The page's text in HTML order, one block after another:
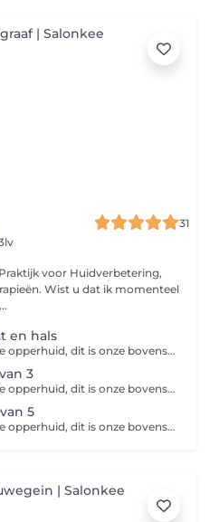
31
voor Huidverbetering,
momenteel
en hals
Microdermabrasie werkt in de opperhuid, dit is onze bovenste huidlaag. Doordat de dode huidcellen verwijdert zijn is de huid nu beter in staat om werkstoffen op te nemen waardoor deze meer effect hebben in de huid. De huid krijgt tevens een betere doorbloeding en stimuleert de aanmaak van nieuwe cellen. Ook worden de poriën minder grof en kunnen pigmentvlekjes en fijne rimpeltjes vervagen. De huid zal na de microdermabrasie behandeling veel gladder aanvoelen en er egaler en mooier uitzien.
3
Microdermabrasie werkt in de opperhuid, dit is onze bovenste huidlaag. Doordat de dode huidcellen verwijdert zijn is de huid nu beter in staat om werkstoffen op te nemen waardoor deze meer effect hebben in de huid. De huid krijgt tevens een betere doorbloeding en stimuleert de aanmaak van nieuwe cellen. Ook worden de poriën minder grof en kunnen pigmentvlekjes en fijne rimpeltjes vervagen. De huid zal na de microdermabrasie behandeling veel gladder aanvoelen en er egaler en mooier uitzien.
5
Microdermabrasie werkt in de opperhuid, dit is onze bovenste huidlaag. Doordat de dode huidcellen verwijdert zijn is de huid nu beter in staat om werkstoffen op te nemen waardoor deze meer effect hebben in de huid. De huid krijgt tevens een betere doorbloeding en stimuleert de aanmaak van nieuwe cellen. Ook worden de poriën minder grof en kunnen pigmentvlekjes en fijne rimpeltjes vervagen. De huid zal na de microdermabrasie behandeling veel gladder aanvoelen en er egaler en mooier uitzien.